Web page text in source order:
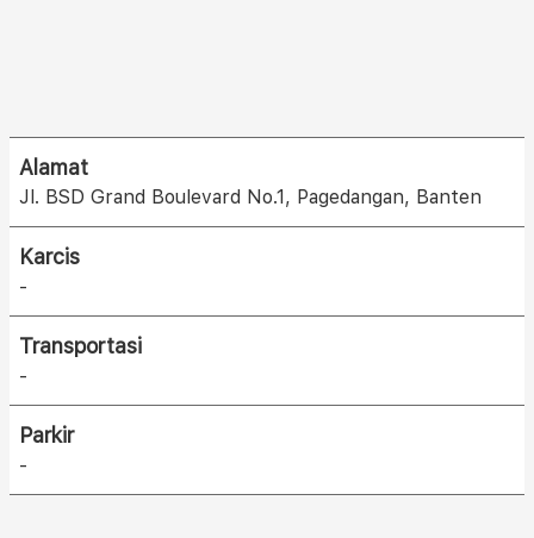
Alamat
Jl. BSD Grand Boulevard No.1, Pagedangan, Banten
Karcis
-
Transportasi
-
Parkir
-